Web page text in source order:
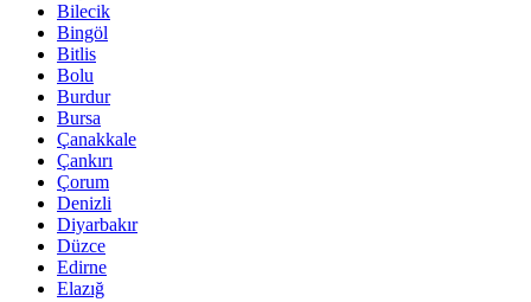
Bilecik
Bingöl
Bitlis
Bolu
Burdur
Bursa
Çanakkale
Çankırı
Çorum
Denizli
Diyarbakır
Düzce
Edirne
Elazığ